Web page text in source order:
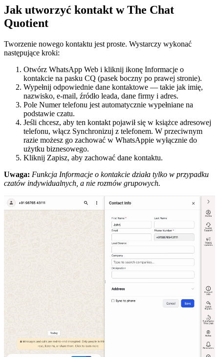
Jak utworzyć kontakt w The Chat
Quotient
Tworzenie nowego kontaktu jest proste. Wystarczy wykonać
następujące kroki:
Otwórz WhatsApp Web i kliknij ikonę Informacje o
kontakcie na pasku CQ (pasek boczny po prawej stronie).
Wypełnij odpowiednie dane kontaktowe — takie jak imię,
nazwisko, e-mail, źródło leada, dane firmy i adres.
Pole Numer telefonu jest automatycznie wypełniane na
podstawie czatu.
Jeśli chcesz, aby ten kontakt pojawił się w książce adresowej
telefonu, włącz Synchronizuj z telefonem. W przeciwnym
razie możesz go zachować w WhatsAppie wyłącznie do
użytku biznesowego.
Kliknij Zapisz, aby zachować dane kontaktu.
Uwaga: Funkcja Informacje o kontakcie działa tylko w przypadku
czatów indywidualnych, a nie rozmów grupowych.